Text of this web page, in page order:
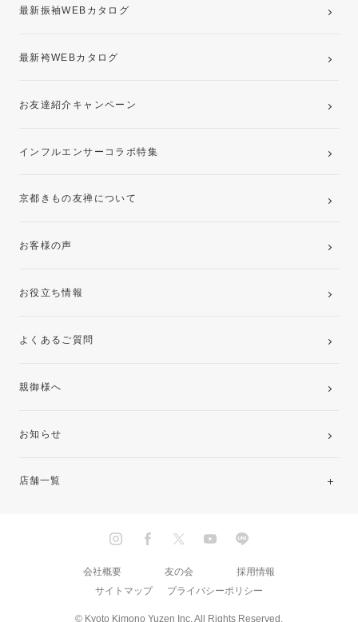
最新振袖WEBカタログ
最新袴WEBカタログ
お友達紹介キャンペーン
インフルエンサーコラボ特集
京都きもの友禅について
お客様の声
お役立ち情報
よくあるご質問
親御様へ
お知らせ
店舗一覧
© Kyoto Kimono Yuzen Inc. All Rights Reserved.
会社概要 友の会
採用情報
サイトマップ
プライバシーポリシー